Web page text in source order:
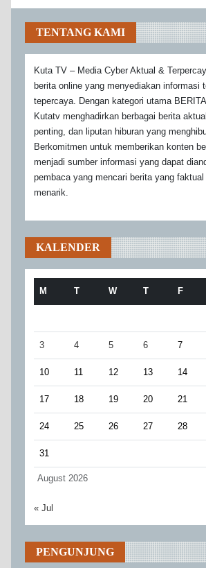
TENTANG KAMI
Kuta TV – Media Cyber Aktual &
berita online yang menyediakan informasi
tepercaya. Dengan kategori utama
Kutatv menghadirkan berbagai berita
penting, dan liputan hiburan yang
Berkomitmen untuk memberikan konten
menjadi sumber informasi yang dapat
pembaca yang mencari berita yang
menarik.
KALENDER
August 2026
M T W T F
3 4 5 6 7
10 11 12 13 14
17 18 19 20 21
24 25 26 27 28
31
« Jul
PENGUNJUNG